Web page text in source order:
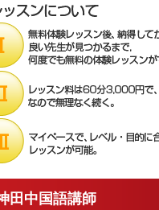
田中国語講師